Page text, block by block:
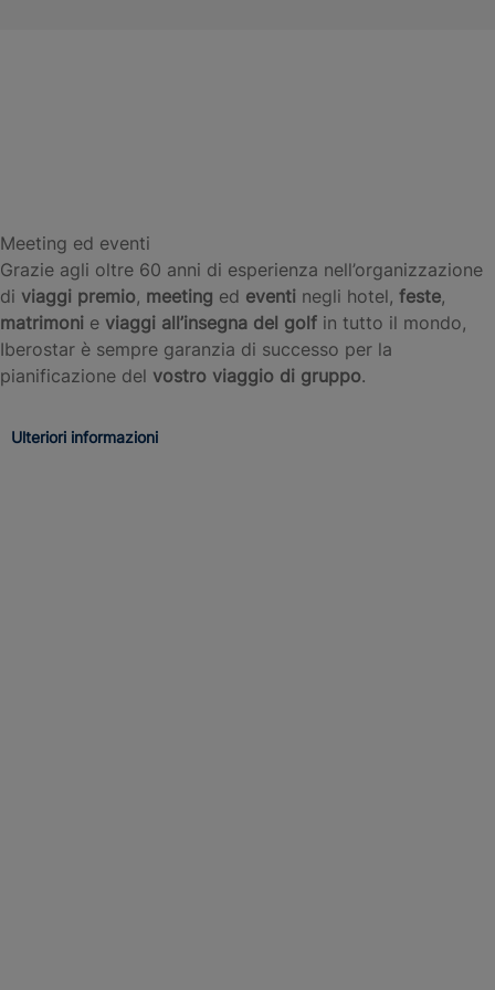
Meeting ed eventi
Grazie agli oltre 60 anni di esperienza nell’organizzazione
di viaggi premio, meeting ed eventi negli hotel, feste,
matrimoni e viaggi all’insegna del golf in tutto il mondo,
Iberostar è sempre garanzia di successo per la
pianificazione del vostro viaggio di gruppo.
Ulteriori informazioni